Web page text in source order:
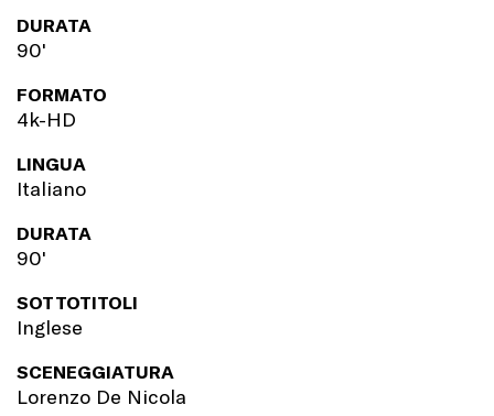
DURATA
90'
FORMATO
4k-HD
LINGUA
Italiano
DURATA
90'
SOTTOTITOLI
Inglese
SCENEGGIATURA
Lorenzo De Nicola